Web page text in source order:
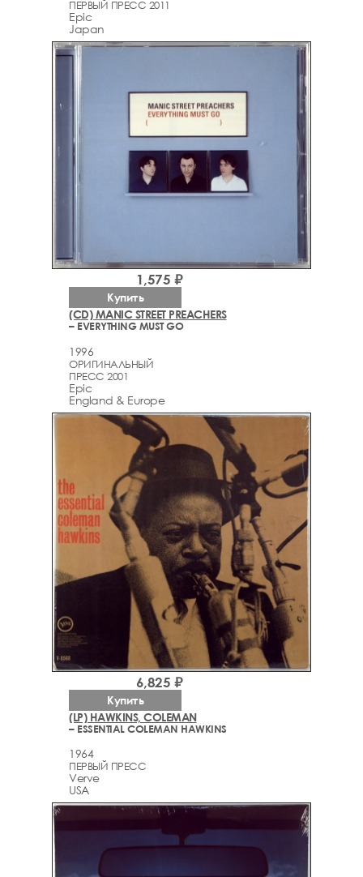
ПЕРВЫЙ ПРЕСС 2011
Epic
Japan
(CD) MANIC STREET PREACHERS
– EVERYTHING MUST GO
1996
ОРИГИНАЛЬНЫЙ
ПРЕСС 2001
Epic
England & Europe
1,575 ₽
Купить
(LP) HAWKINS, COLEMAN
– ESSENTIAL COLEMAN HAWKINS
1964
ПЕРВЫЙ ПРЕСС
Verve
USA
6,825 ₽
Купить